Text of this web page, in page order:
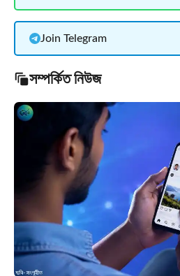
Join Telegram
সম্পর্কিত নিউজ